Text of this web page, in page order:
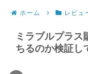
ホーム レビュ
ミラブルプラ
ちるのか検証し